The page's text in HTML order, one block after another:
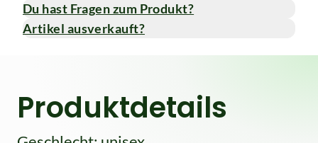
Du hast Fragen zum Produkt?
Artikel ausverkauft?
Produktdetails